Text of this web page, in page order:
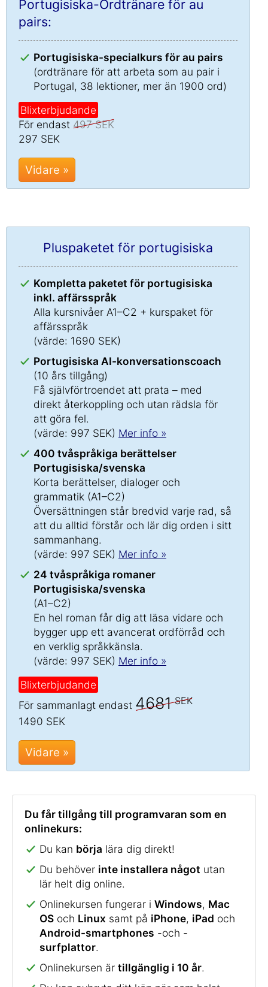
Portugisiska-Ordtränare för au
pairs:
Portugisiska-specialkurs för au pairs
(ordtränare för att arbeta som au pair i
Portugal, 38 lektioner, mer än 1900 ord)
Blixterbjudande
För endast 497 SEK
297 SEK
Vidare »
Pluspaketet för portugisiska
Kompletta paketet för portugisiska
inkl. affärsspråk
Alla kursnivåer A1–C2 + kurspaket för
affärsspråk
(värde: 1690 SEK)
Portugisiska AI-konversationscoach
(10 års tillgång)
Få självförtroendet att prata – med
direkt återkoppling och utan rädsla för
att göra fel.
(värde: 997 SEK) Mer info »
400 tvåspråkiga berättelser
Portugisiska/svenska
Korta berättelser, dialoger och
grammatik (A1–C2)
Översättningen står bredvid varje rad, så
att du alltid förstår och lär dig orden i sitt
sammanhang.
(värde: 997 SEK) Mer info »
24 tvåspråkiga romaner
Portugisiska/svenska
(A1–C2)
En hel roman får dig att läsa vidare och
bygger upp ett avancerat ordförråd och
en verklig språkkänsla.
(värde: 997 SEK) Mer info »
Blixterbjudande
För sammanlagt endast 4681SEK
1490 SEK
Vidare »
Du får tillgång till programvaran som en
onlinekurs:
Du kan börja lära dig direkt!
Du behöver inte installera något utan
lär helt dig online.
Onlinekursen fungerar i Windows, Mac
OS och Linux samt på iPhone, iPad och
Android-smartphones -och -
surfplattor.
Onlinekursen är tillgänglig i 10 år.